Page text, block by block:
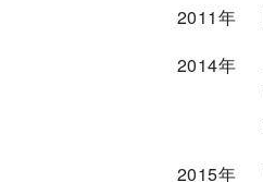
2011年
2014年
2015年